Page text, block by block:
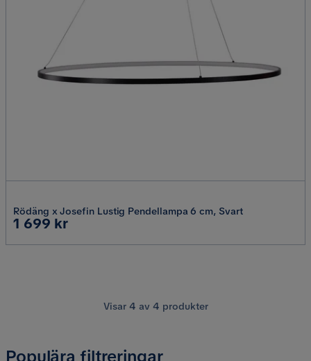
Rödäng x Josefin Lustig Pendellampa 6 cm, Svart
Pris
1 699 kr
Visar 4 av 4 produkter
Populära filtreringar